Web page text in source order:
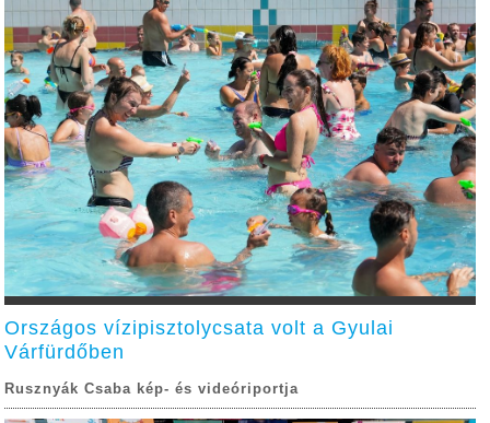
Országos vízipisztolycsata volt a Gyulai
Várfürdőben
Rusznyák Csaba kép- és videóriportja